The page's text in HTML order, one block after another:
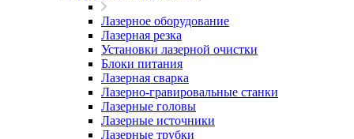
Лазерное оборудование
Лазерная резка
Установки лазерной очистки
Блоки питания
Лазерная сварка
Лазерно-гравировальные станки
Лазерные головы
Лазерные источники
Лазерные трубки